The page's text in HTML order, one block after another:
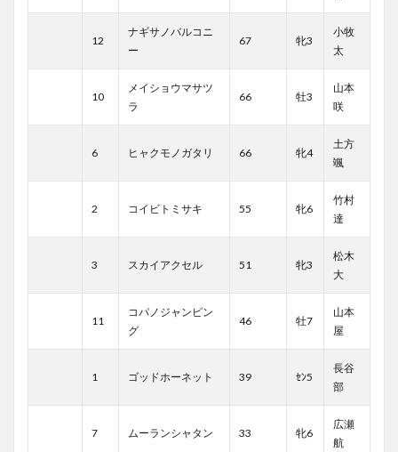
12
ナギサノバルコニ
ー
67 牝3
小牧
太
10
メイショウマサツ
ラ
66 牡3
山本
咲
6 ヒャクモノガタリ 66 牝4
土方
颯
2 コイビトミサキ 55 牝6
竹村
達
3 スカイアクセル 51 牝3
松木
大
11
コパノジャンピン
グ
46 牡7
山本
屋
1 ゴッドホーネット 39 ｾﾝ5
長谷
部
7 ムーランシャタン 33 牝6
広瀬
航